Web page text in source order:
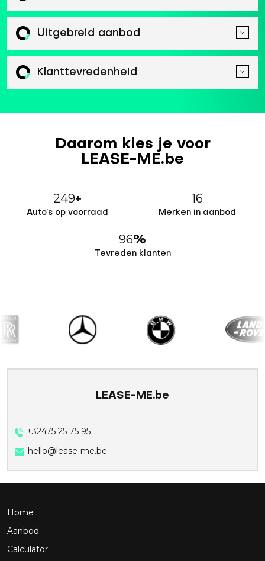
Uitgebreid aanbod
Klanttevredenheid
Daarom kies je voor
LEASE-ME.be
249+
Auto’s op voorraad
16
Merken in aanbod
96%
Tevreden klanten
LEASE-ME.be
+32475 25 75 95
hello@lease-me.be
Home
Aanbod
Calculator